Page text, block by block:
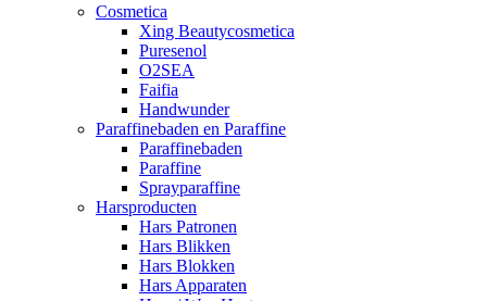
Cosmetica
Xing Beautycosmetica
Puresenol
O2SEA
Faifia
Handwunder
Paraffinebaden en Paraffine
Paraffinebaden
Paraffine
Sprayparaffine
Harsproducten
Hars Patronen
Hars Blikken
Hars Blokken
Hars Apparaten